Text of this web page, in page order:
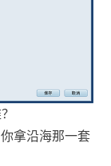
拿沿海那一套